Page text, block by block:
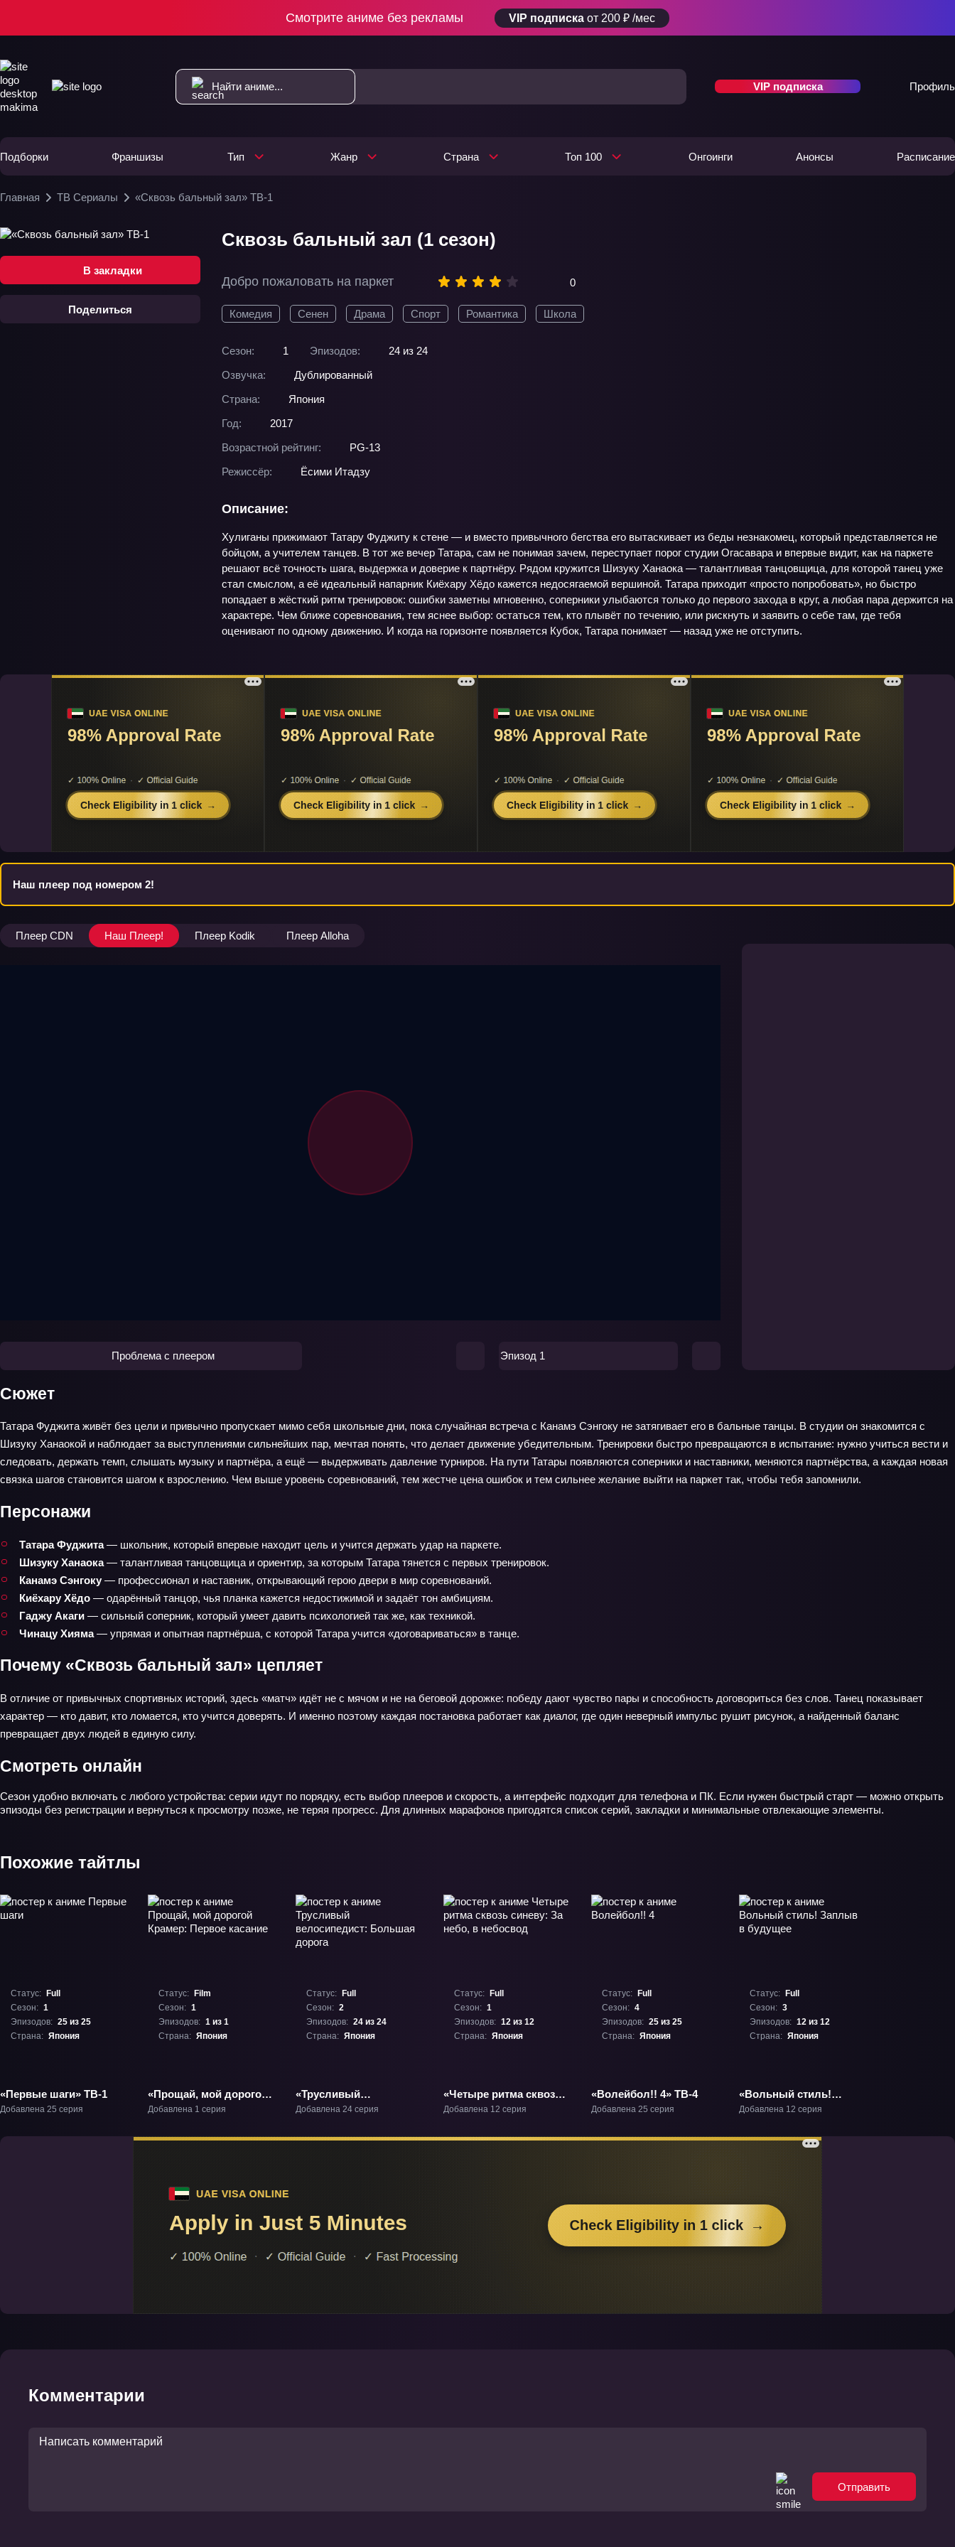
Смотрите аниме без рекламы VIP подписка от 200 ₽ /мес
VIP подписка Профиль
Подборки Франшизы Тип Жанр Страна Топ 100 Онгоинги Анонсы Расписание
Главная ТВ Сериалы «Сквозь бальный зал» ТВ-1
В закладки
Поделиться
Сквозь бальный зал (1 сезон)
Добро пожаловать на паркет 0
Комедия Сенен Драма Спорт Романтика Школа
Сезон: 1 Эпизодов:
24 из 24
Озвучка:
Дублированный
Страна:
Япония
Год:
2017
Возрастной рейтинг:
PG-13
Режиссёр:
Ёсими Итадзу
Описание:
Хулиганы прижимают Татару Фуджиту к стене — и вместо привычного бегства его вытаскивает из беды незнакомец, который представляется не
бойцом, а учителем танцев. В тот же вечер Татара, сам не понимая зачем, переступает порог студии Огасавара и впервые видит, как на паркете
решают всё точность шага, выдержка и доверие к партнёру. Рядом кружится Шизуку Ханаока — талантливая танцовщица, для которой танец уже
стал смыслом, а её идеальный напарник Киёхару Хёдо кажется недосягаемой вершиной. Татара приходит «просто попробовать», но быстро
попадает в жёсткий ритм тренировок: ошибки заметны мгновенно, соперники улыбаются только до первого захода в круг, а любая пара держится на
характере. Чем ближе соревнования, тем яснее выбор: остаться тем, кто плывёт по течению, или рискнуть и заявить о себе там, где тебя
оценивают по одному движению. И когда на горизонте появляется Кубок, Татара понимает — назад уже не отступить.
Наш плеер под номером 2!
Плеер CDN Наш Плеер! Плеер Kodik Плеер Alloha
Проблема с плеером Эпизод 1
Сюжет
Татара Фуджита живёт без цели и привычно пропускает мимо себя школьные дни, пока случайная встреча с Канамэ Сэнгоку не затягивает его в бальные танцы. В студии он знакомится с
Шизуку Ханаокой и наблюдает за выступлениями сильнейших пар, мечтая понять, что делает движение убедительным. Тренировки быстро превращаются в испытание: нужно учиться вести и
следовать, держать темп, слышать музыку и партнёра, а ещё — выдерживать давление турниров. На пути Татары появляются соперники и наставники, меняются партнёрства, а каждая новая
связка шагов становится шагом к взрослению. Чем выше уровень соревнований, тем жестче цена ошибок и тем сильнее желание выйти на паркет так, чтобы тебя запомнили.
Персонажи
Татара Фуджита— школьник, который впервые находит цель и учится держать удар на паркете.
Шизуку Ханаока— талантливая танцовщица и ориентир, за которым Татара тянется с первых тренировок.
Канамэ Сэнгоку — профессионал и наставник, открывающий герою двери в мир соревнований.
Киёхару Хёдо — одарённый танцор, чья планка кажется недостижимой и задаёт тон амбициям.
Гаджу Акаги — сильный соперник, который умеет давить психологией так же, как техникой.
Чинацу Хияма— упрямая и опытная партнёрша, с которой Татара учится «договариваться» в танце.
Почему «Сквозь бальный зал» цепляет
В отличие от привычных спортивных историй, здесь «матч» идёт не с мячом и не на беговой дорожке: победу дают чувство пары и способность договориться без слов. Танец показывает
характер — кто давит, кто ломается, кто учится доверять. И именно поэтому каждая постановка работает как диалог, где один неверный импульс рушит рисунок, а найденный баланс
превращает двух людей в единую силу.
Смотреть онлайн
Сезон удобно включать с любого устройства: серии идут по порядку, есть выбор плееров и скорость, а интерфейс подходит для телефона и ПК. Если нужен быстрый старт — можно открыть
эпизоды без регистрации и вернуться к просмотру позже, не теряя прогресс. Для длинных марафонов пригодятся список серий, закладки и минимальные отвлекающие элементы.
Похожие тайтлы
Статус:
Full
Сезон: 1
Эпизодов: 25 из 25
Страна: Япония
«Первые шаги» ТВ-1
Добавлена 25 серия
Статус:
Film
Сезон: 1
Эпизодов: 1 из 1
Страна: Япония
«Прощай, мой дорогой
Крамер: Первое
Добавлена 1 серия
Статус:
Full
Сезон: 2
Эпизодов: 24 из 24
Страна: Япония
«Трусливый
велосипедист:
Добавлена 24 серия
Статус:
Full
Сезон: 1
Эпизодов: 12 из 12
Страна: Япония
«Четыре ритма сквозь
синеву: За небо, в
Добавлена 12 серия
Статус:
Full
Сезон: 4
Эпизодов: 25 из 25
Страна: Япония
«Волейбол!! 4» ТВ-4
Добавлена 25 серия
Статус:
Full
Сезон: 3
Эпизодов: 12 из 12
Страна: Япония
«Вольный стиль!
Заплыв в будущее»
Добавлена 12 серия
Комментарии
Отправить